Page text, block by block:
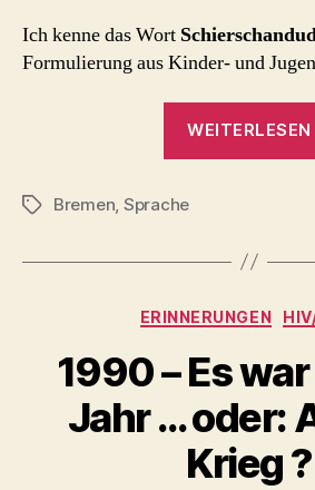
Ich kenne das Wort
Formulierung aus Kinder- und
WEITERLESEN
Schlagwörter
Bremen, Sprache
ERINNERUNGEN
1990 – Es
Jahr … oder:
Krieg ?